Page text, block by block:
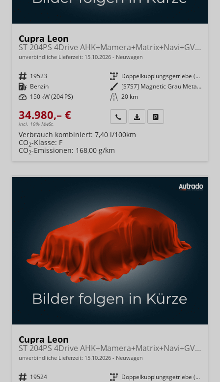
Cupra Leon
ST 204PS 4Drive AHK+Mamera+Matrix+Navi+GV4+Kessy+Parklenk+Alarm
unverbindliche Lieferzeit: 15.10.2026 Neuwagen
Fahrzeugnr. 19523 Getriebe
Doppelkupplungsgetriebe (DSG)
Kraftstoff Benzin Außenfarbe
[S7S7] Magnetic Grau Metallic
Leistung 150 kW (204 PS) Kilometerstand 20 km
34.980,– €
incl. 19% MwSt.
Wir rufen Sie anFahrzeugexposé (PDF)
Verbrauch kombiniert: 7,40 l/100km
CO2-Klasse: F
CO2-Emissionen: 168,00 g/km
Cupra Leon
ST 204PS 4Drive AHK+Mamera+Matrix+Navi+GV4+Kessy+Parklenk+Alarm
unverbindliche Lieferzeit: 15.10.2026 Neuwagen
Fahrzeugnr. 19524 Getriebe
Doppelkupplungsgetriebe (DSG)